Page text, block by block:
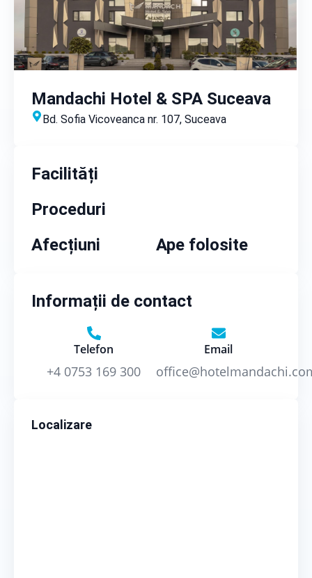
Mandachi Hotel & SPA Suceava
Bd. Sofia Vicoveanca nr. 107, Suceava
Facilități
Proceduri
Afecțiuni
Ape folosite
Informații de contact
Telefon
+4 0753 169 300
Email
Localizare